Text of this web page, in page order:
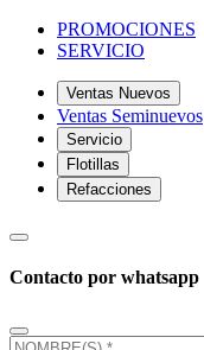
PROMOCIONES
SERVICIO
Ventas Nuevos
Ventas Seminuevos
Servicio
Flotillas
Refacciones
Contacto por whatsapp